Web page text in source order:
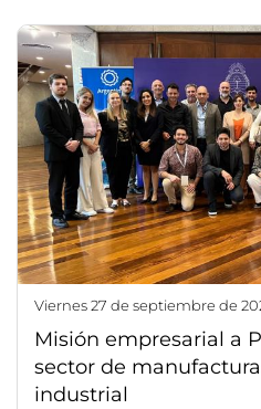
viernes 27 de septiembre de
Misión empresarial a
sector de
industrial